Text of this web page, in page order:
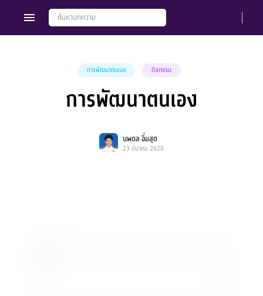
การพัฒนาตนเอง กิจกรรม
การพัฒนาตนเอง
นพดล อิ่มสุด
23 มีนาคม 2020
Groups